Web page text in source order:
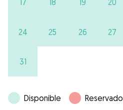
17 18 19 20
24 25 26 27
31
Disponible Reservado